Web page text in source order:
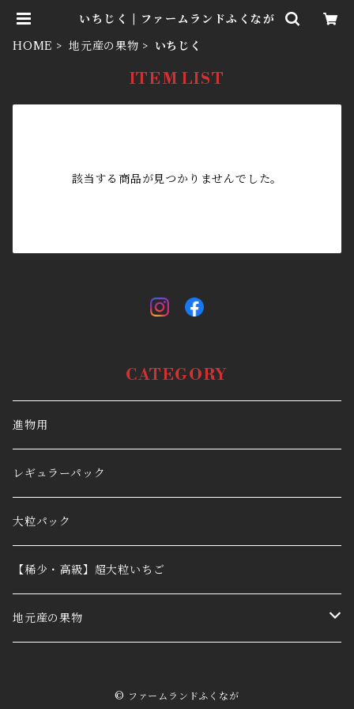
いちじく | ファームランドふくなが
HOME
地元産の果物 いちじく
ITEM LIST
該当する商品が見つかりませんでした。
CATEGORY
進物用
レギュラーパック
大粒パック
【稀少・高級】超大粒いちご
地元産の果物
© ファームランドふくなが